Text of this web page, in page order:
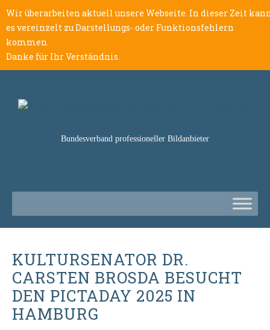
Wir überarbeiten aktuell unsere Webseite. In dieser Zeit
es vereinzelt zu Darstellungs- oder Funktionsfehlern
kommen.
Danke für Ihr Verständnis.
Bundesverband professioneller Bildanbieter
KULTURSENATOR DR.
CARSTEN BROSDA BESUCHT
DEN PICTADAY 2025 IN
HAMBURG